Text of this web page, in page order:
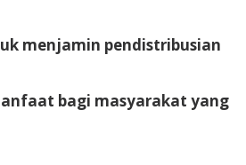
menjamin pendistribusian
bagi masyarakat yang